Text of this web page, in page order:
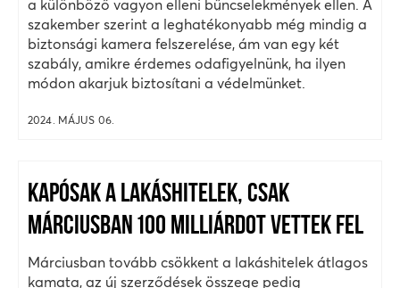
a különböző vagyon elleni bűncselekmények ellen. A
szakember szerint a leghatékonyabb még mindig a
biztonsági kamera felszerelése, ám van egy két
szabály, amikre érdemes odafigyelnünk, ha ilyen
módon akarjuk biztosítani a védelmünket.
2024. MÁJUS 06.
KAPÓSAK A LAKÁSHITELEK, CSAK
MÁRCIUSBAN 100 MILLIÁRDOT VETTEK FEL
Márciusban tovább csökkent a lakáshitelek átlagos
kamata, az új szerződések összege pedig